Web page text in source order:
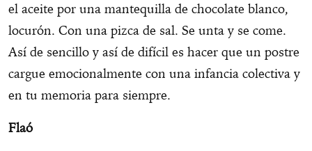
el aceite por una mantequilla de chocolate blanco,
locurón. Con una pizca de sal. Se unta y se come.
Así de sencillo y así de difícil es hacer que un postre
cargue emocionalmente con una infancia colectiva y
en tu memoria para siempre.
Flaó